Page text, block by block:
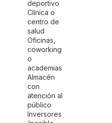
deportivo
Clínica o
centro de
salud
Oficinas,
coworking
o
academias
Almacén
con
atención al
público
Inversores